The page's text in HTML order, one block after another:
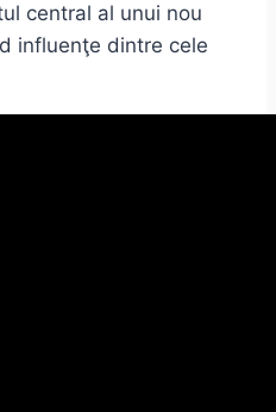
central al unui nou
influenţe dintre cele